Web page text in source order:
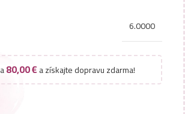
6.0000
80,00€a získajte dopravu zdarma!